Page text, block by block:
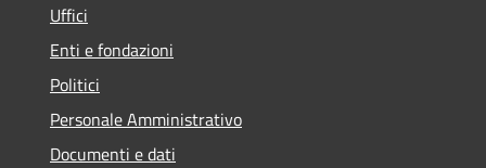
Uffici
Enti e fondazioni
Politici
Personale Amministrativo
Documenti e dati